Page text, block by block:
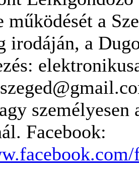
működését a
irodáján, a
Facebook: